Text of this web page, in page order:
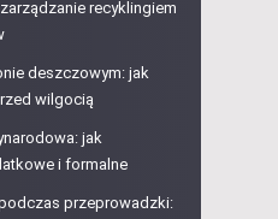
recyklingiem
deszczowym: jak
wilgocią
jak
i formalne
przeprowadzki: